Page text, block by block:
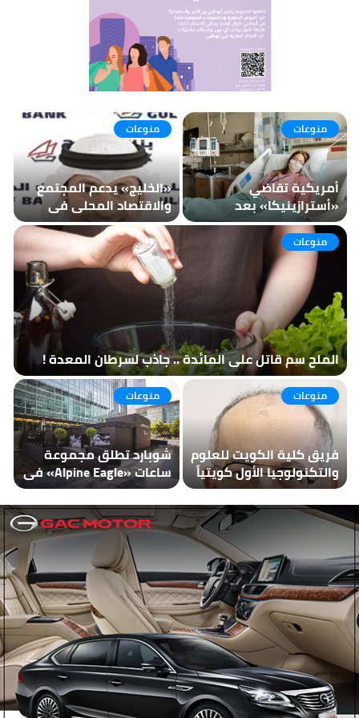
منوعات
الملح سم قاتل على المائدة .. جاذب لسرطان المعدة !
منوعات
أمريكية تقاضي
«أسترازينيكا» بعد
إعاقتها الدائمة
منوعات
«الخليج» يدعم المجتمع
والاقتصاد المحلي في
«سوق قوت» كراعٍ رئيسي
لموسمه السابع
منوعات
فريق كلية الكويت للعلوم
والتكنولوجيا الأول كويتياً
والثاني خليجياً في
مسابقة العربية ـ
الأفريقية للبرمجة
منوعات
شوبارد تطلق مجموعة
ساعات «Alpine Eagle» في
دبي